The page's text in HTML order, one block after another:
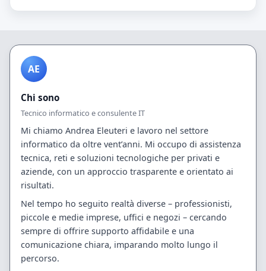
AE
Chi sono
Tecnico informatico e consulente IT
Mi chiamo Andrea Eleuteri e lavoro nel settore
informatico da oltre vent’anni. Mi occupo di assistenza
tecnica, reti e soluzioni tecnologiche per privati e
aziende, con un approccio trasparente e orientato ai
risultati.
Nel tempo ho seguito realtà diverse – professionisti,
piccole e medie imprese, uffici e negozi – cercando
sempre di offrire supporto affidabile e una
comunicazione chiara, imparando molto lungo il
percorso.